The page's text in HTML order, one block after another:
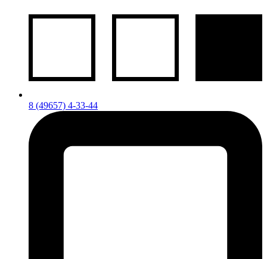
8 (49657) 4-33-44